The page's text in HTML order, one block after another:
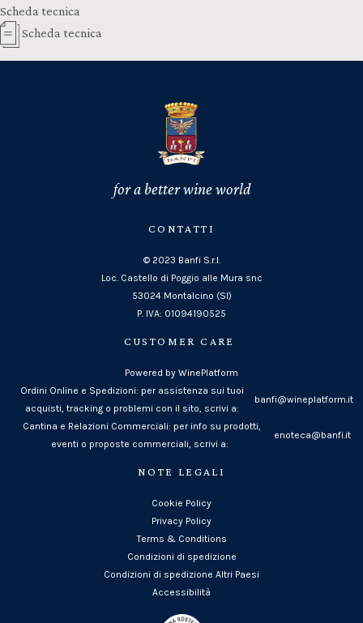
Scheda tecnica
Scheda tecnica
for a better wine world
CONTATTI
© 2023 Banfi S.r.l.
Loc. Castello di Poggio alle Mura snc
53024 Montalcino (SI)
P. IVA: 01094190525
CUSTOMER CARE
Powered by WinePlatform
Ordini Online e Spedizioni: per assistenza sui tuoi
acquisti, tracking o problemi con il sito, scrivi a:
banfi@wineplatform.it
Cantina e Relazioni Commerciali: per info su prodotti,
eventi o proposte commerciali, scrivi a:
enoteca@banfi.it
NOTE LEGALI
Cookie Policy
Privacy Policy
Terms & Conditions
Condizioni di spedizione
Condizioni di spedizione Altri Paesi
Accessibilità